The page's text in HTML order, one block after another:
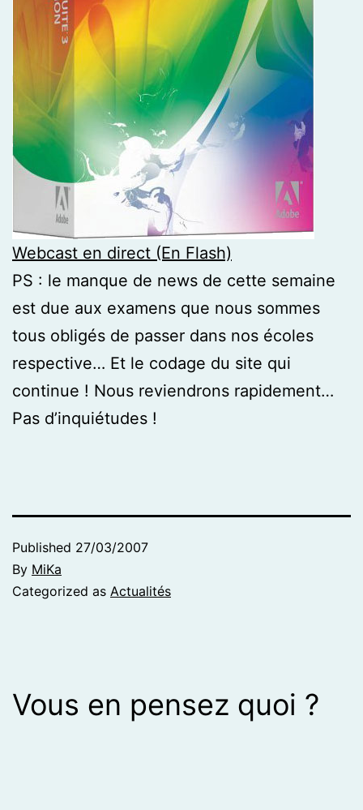
Webcast en direct (En Flash)
PS : le manque de news de cette semaine
est due aux examens que nous sommes
tous obligés de passer dans nos écoles
respective… Et le codage du site qui
continue ! Nous reviendrons rapidement…
Pas d’inquiétudes !
Published 27/03/2007
By MiKa
Categorized as Actualités
Vous en pensez quoi ?